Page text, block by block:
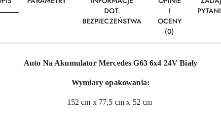
DOT.
BEZPIECZEŃSTWA
I
OCENY
(0)
Auto Na Akumulator Mercedes G63 6x4 24V Biały
Wymiary opakowania:
152 cm x 77,5 cm x 52 cm